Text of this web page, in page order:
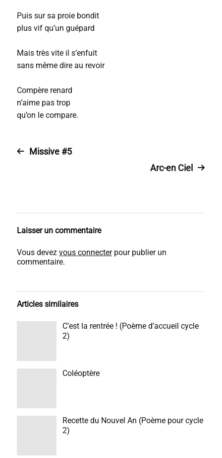
Puis sur sa proie bondit
plus vif qu’un guépard
Mais très vite il s’enfuit
sans même dire au revoir
Compère renard
n’aime pas trop
qu’on le compare.
Missive #5
Arc-en Ciel
Laisser un commentaire
Vous devez vous connecterpour publier un
commentaire.
Articles similaires
C’est la rentrée ! (Poème d’accueil cycle
2)
Coléoptère
Recette du Nouvel An (Poème pour cycle
2)